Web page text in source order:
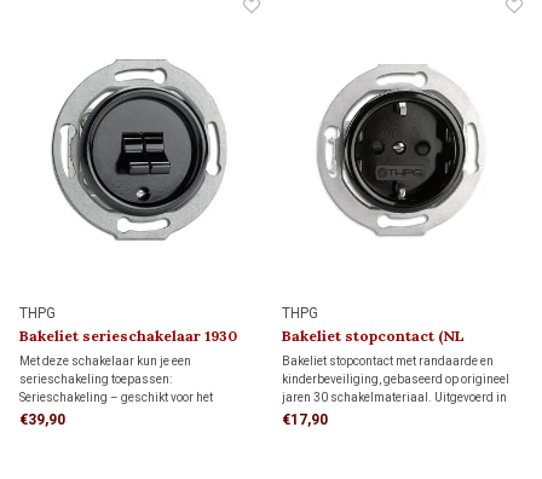
THPG
Bakeliet serieschakelaar 1930
Met deze schakelaar kun je een
serieschakeling toepassen:
Serieschakeling – geschikt voor het
onafhankelijk schakelen van twee
€39,90
THPG
Bakeliet stopcontact (NL
kindveilig) 1930
Bakeliet stopcontact met randaarde en
kinderbeveiliging, gebaseerd op origineel
jaren 30 schakelmateriaal. Uitgevoerd in
zwart bakeliet en geschikt voor standaard
€17,90